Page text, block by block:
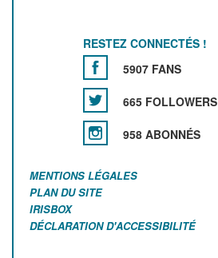
RESTEZ CONNECTÉS !
5907 FANS
665 FOLLOWERS
958 ABONNÉS
MENTIONS LÉGALES
PLAN DU SITE
IRISBOX
DÉCLARATION D'ACCESSIBILITÉ